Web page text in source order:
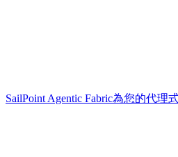
SailPoint Agentic Fabric為您的代理